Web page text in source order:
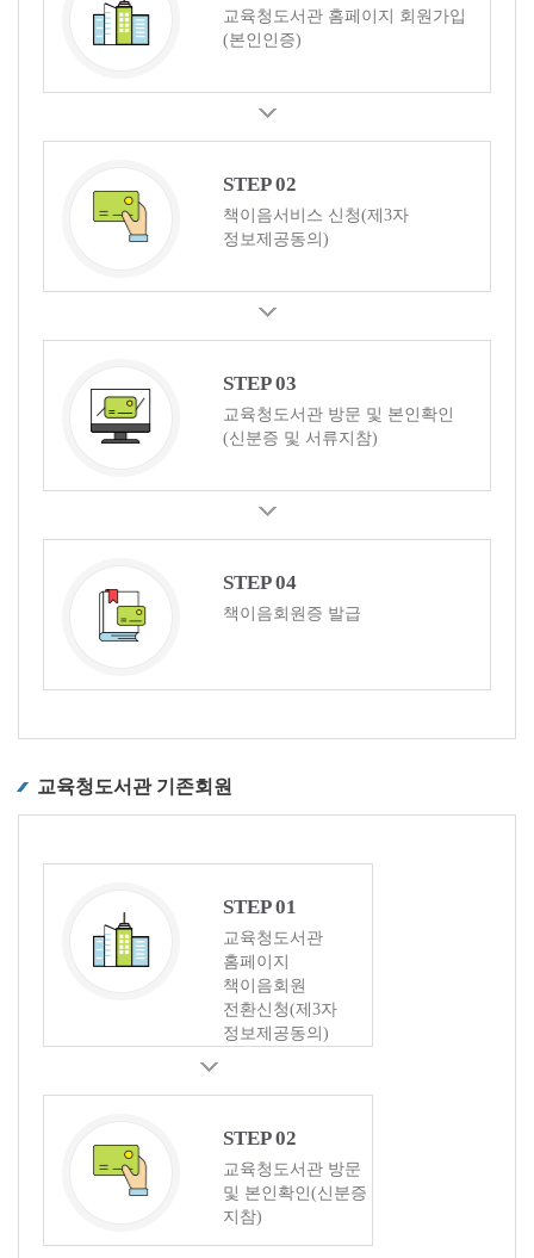
교육청도서관 홈페이지 회원가입
(본인인증)
STEP 02
책이음서비스 신청(제3자
정보제공동의)
STEP 03
교육청도서관 방문 및 본인확인
(신분증 및 서류지참)
STEP 04
책이음회원증 발급
교육청도서관 기존회원
STEP 01
교육청도서관
홈페이지
책이음회원
전환신청(제3자
정보제공동의)
STEP 02
교육청도서관 방문
및 본인확인(신분증
지참)